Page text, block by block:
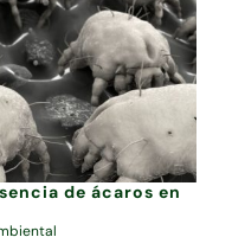
de ácaros en